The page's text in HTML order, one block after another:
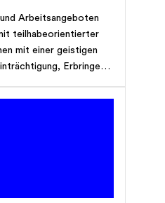
Arbeitsangeboten
teilhabeorientierter
mit einer geistigen
Erbringen